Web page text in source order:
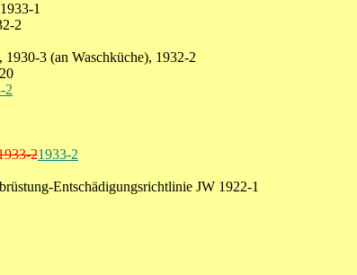
1
2
3 (an Waschküche), 1932-2
2
21933-2
Entschädigungsrichtlinie JW 1922-1